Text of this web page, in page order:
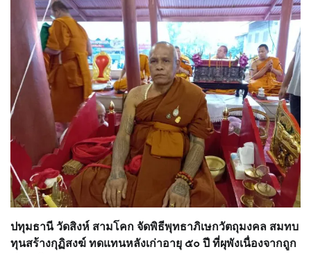
ปทุมธานี วัดสิงห์ สามโคก จัดพิธีพุทธาภิเษกวัตถุมงคล สมทบ
ทุนสร้างกุฏิสงฆ์ ทดแทนหลังเก่าอายุ ๕๐ ปี ที่ผุพังเนื่องจากถูก